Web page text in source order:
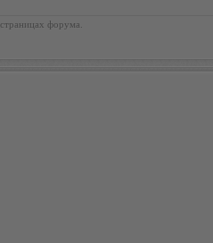
форума.